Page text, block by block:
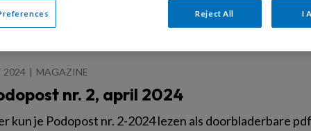
Podopost abonnement.
2024 MAGAZINE
nr. 2, april 2024
kun je Podopost nr. 2-2024 lezen als doorbladerbare
Reject All I